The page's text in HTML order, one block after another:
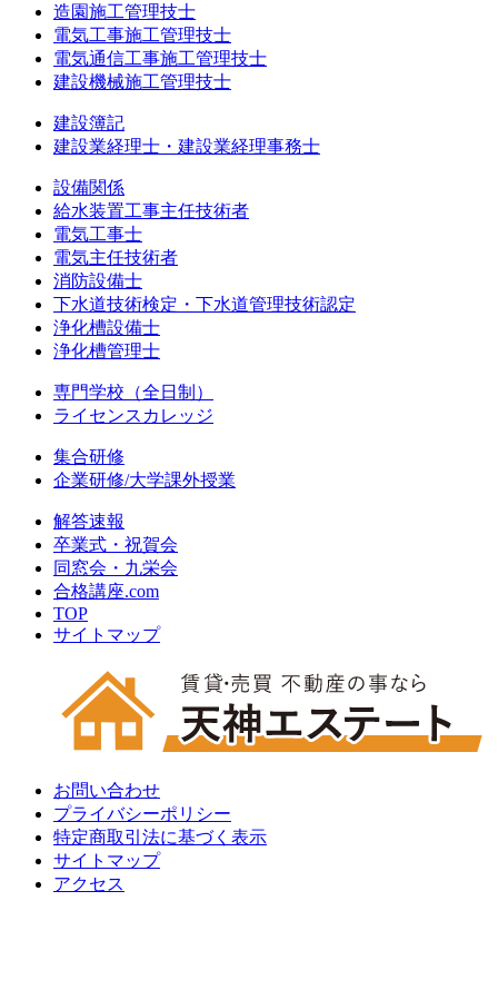
造園施工管理技士
電気工事施工管理技士
電気通信工事施工管理技士
建設機械施工管理技士
建設簿記
建設業経理士・建設業経理事務士
設備関係
給水装置工事主任技術者
電気工事士
電気主任技術者
消防設備士
下水道技術検定・下水道管理技術認定
浄化槽設備士
浄化槽管理士
専門学校（全日制）
ライセンスカレッジ
集合研修
企業研修/大学課外授業
解答速報
卒業式・祝賀会
同窓会・九栄会
合格講座.com
TOP
サイトマップ
お問い合わせ
プライバシーポリシー
特定商取引法に基づく表示
サイトマップ
アクセス